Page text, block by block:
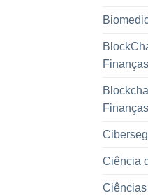
Finanças
Ciência